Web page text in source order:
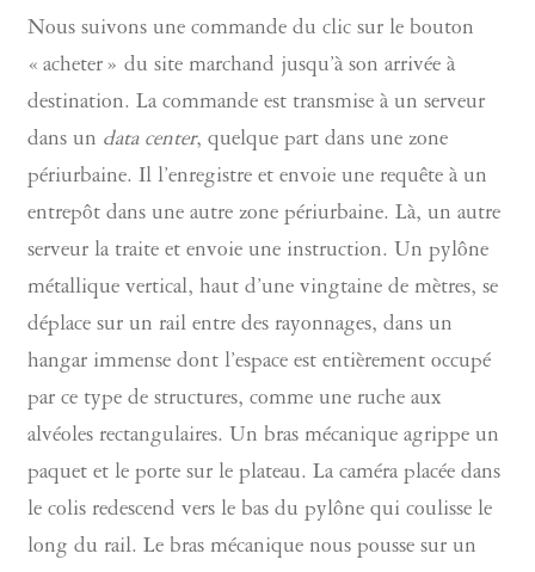
Nous suivons une commande du clic sur le bouton
« acheter » du site marchand jusqu’à son arrivée à
destination. La commande est transmise à un serveur
dans un data center, quelque part dans une zone
périurbaine. Il l’enregistre et envoie une requête à un
entrepôt dans une autre zone périurbaine. Là, un autre
serveur la traite et envoie une instruction. Un pylône
métallique vertical, haut d’une vingtaine de mètres, se
déplace sur un rail entre des rayonnages, dans un
hangar immense dont l’espace est entièrement occupé
par ce type de structures, comme une ruche aux
alvéoles rectangulaires. Un bras mécanique agrippe un
paquet et le porte sur le plateau. La caméra placée dans
le colis redescend vers le bas du pylône qui coulisse le
long du rail. Le bras mécanique nous pousse sur un